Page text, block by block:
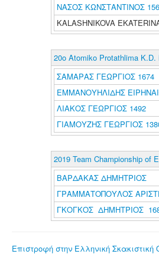
ΝΑΣΟΣ ΚΩΝΣΤΑΝΤΙΝΟΣ
KALASHNIKOVA
20o Atomiko Protathlima K.D.
ΣΑΜΑΡΑΣ ΓΕΩΡΓΙΟΣ 1674
ΕΜΜΑΝΟΥΗΛΙΔΗΣ
ΛΙΑΚΟΣ ΓΕΩΡΓΙΟΣ 1492
ΓΙΑΜΟΥΖΗΣ ΓΕΩΡΓΙΟΣ
2019 Team Championship of
ΒΑΡΔΑΚΑΣ ΔΗΜΗΤΡΙΟΣ
ΓΡΑΜΜΑΤΟΠΟΥΛΟΣ
ΓΚΟΓΚΟΣ ΔΗΜΗΤΡΙΟΣ
Επιστροφή στην Ελληνική Σκακιστική